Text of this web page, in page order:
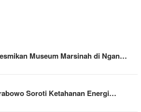
Museum Marsinah di Ngan…
Soroti Ketahanan Energi…